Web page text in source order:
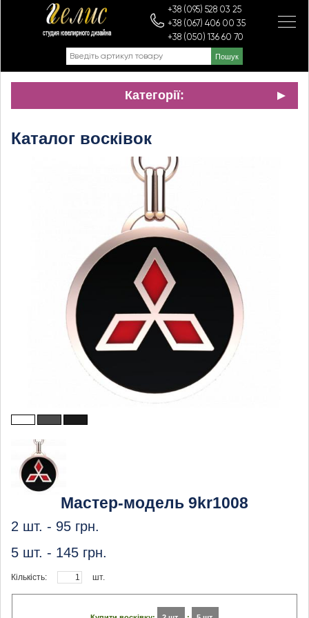
+38 (095) 528 03 25
+38 (067) 406 00 35
+38 (050) 136 60 70
Категорії:
Каталог восківок
Мастер-модель 9kr1008
2 шт. - 95 грн.
5 шт. - 145 грн.
Кількість: шт.